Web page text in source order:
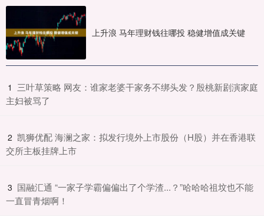
上升浪 马年理财钱往哪投 稳健增值成关键
1 ​三叶草策略 网友：谁家老婆干家务不绑头发？殷桃新剧演家庭
主妇被骂了
2 ​凯狮优配 海澜之家：拟发行境外上市股份（H股）并在香港联
交所主板挂牌上市
3 ​国融汇通 “一家子学霸偏偏出了个学渣...？”哈哈哈祖坟也不能
一直冒青烟啊！